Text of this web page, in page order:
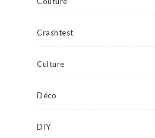
Crashtest
Culture
Déco
DIY